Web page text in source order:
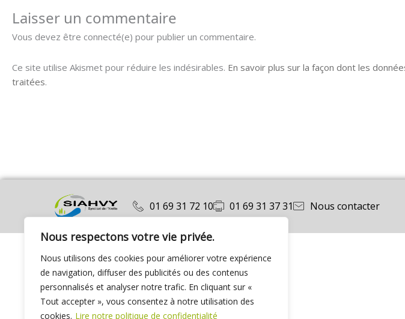
Nous respectons votre vie privée.
Nous utilisons des cookies pour améliorer votre expérience
de navigation, diffuser des publicités ou des contenus
personnalisés et analyser notre trafic. En cliquant sur «
Tout accepter », vous consentez à notre utilisation des
cookies. Lire notre politique de confidentialité
Laisser un commentaire
Vous devez être connecté(e) pour publier un commentaire.
Ce site utilise Akismet pour réduire les indésirables. En savoir plus sur la façon dont les
traitées.
01 69 31 72 10 01 69 31 37 31 Nous contacter